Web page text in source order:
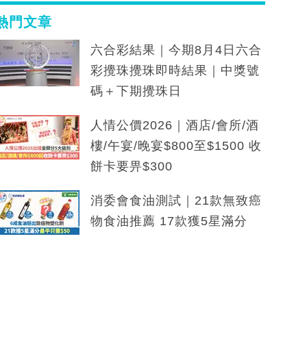
門文章
六合彩結果｜今期8月4日六合
彩攪珠攪珠即時結果｜中獎號
碼＋下期攪珠日
人情公價2026｜酒店/會所/酒
樓/午宴/晚宴$800至$1500 收
餅卡要畀$300
消委會食油測試｜21款無致癌
物食油推薦 17款獲5星滿分